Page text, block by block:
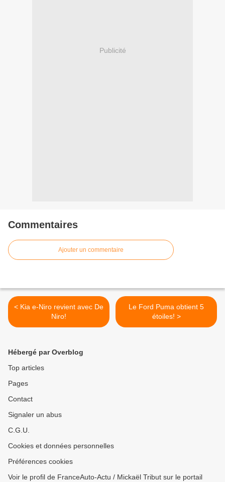
Publicité
Commentaires
Ajouter un commentaire
< Kia e-Niro revient avec De
Niro!
Le Ford Puma obtient 5
étoiles! >
Hébergé par Overblog
Top articles
Pages
Contact
Signaler un abus
C.G.U.
Cookies et données personnelles
Préférences cookies
Voir le profil de FranceAuto-Actu / Mickaël Tribut sur le portail